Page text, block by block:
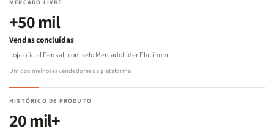
MERCADO LIVRE
+50 mil
Vendas concluídas
Loja oficial Penkall com selo MercadoLíder Platinum.
Um dos melhores vendedores da plataforma
HISTÓRICO DE PRODUTO
20 mil+